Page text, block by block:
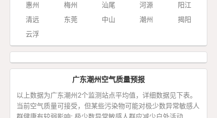
惠州
梅州 汕尾 河源
阳江
清远
东莞 中山 潮州
揭阳
云浮
广东潮州空气质量预报
以上数据为广东潮州2个监测站点平均值，详细数据见下表。
当前空气质量可接受，但某些污染物可能对极少数异常敏感人
群健康有较弱影响; 极少数异常敏感人群应减少户外活动